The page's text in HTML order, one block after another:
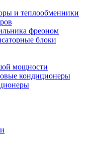
и теплообменники
фреоном
блоки
мощности
кондиционеры